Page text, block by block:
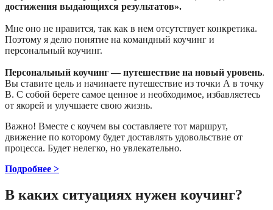
достижения выдающихся результатов».
Мне оно не нравится, так как в нем отсутствует конкретика.
Поэтому я делю понятие на командный коучинг и
персональный коучинг.
Персональный коучинг — путешествие на новый уровень.
Вы ставите цель и начинаете путешествие из точки А в точку
B. С собой берете самое ценное и необходимое, избавляетесь
от якорей и улучшаете свою жизнь.
Важно! Вместе с коучем вы составляете тот маршрут,
движение по которому будет доставлять удовольствие от
процесса. Будет нелегко, но увлекательно.
Подробнее >
В каких ситуациях нужен коучинг?